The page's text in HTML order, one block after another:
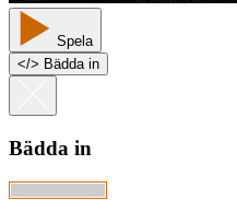
Spela
</> Bädda in
Bädda in